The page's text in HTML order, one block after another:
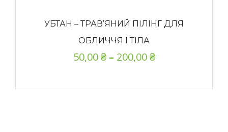
УБТАН – ТРАВ’ЯНИЙ ПІЛІНГ ДЛЯ
ОБЛИЧЧЯ І ТІЛА
50,00₴– 200,00₴